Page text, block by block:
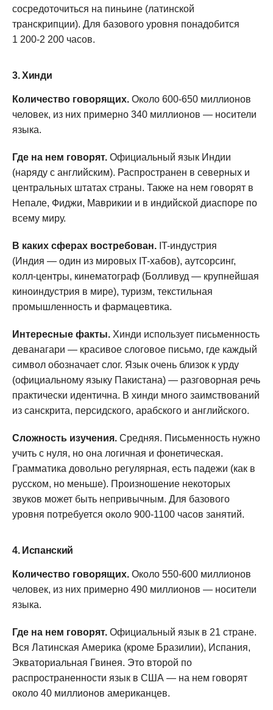
сосредоточиться на пиньине (латинской
транскрипции). Для базового уровня понадобится
1 200-2 200 часов.
3. Хинди
Количество говорящих. Около 600-650 миллионов
человек, из них примерно 340 миллионов — носители
языка.
Где на нем говорят. Официальный язык Индии
(наряду с английским). Распространен в северных и
центральных штатах страны. Также на нем говорят в
Непале, Фиджи, Маврикии и в индийской диаспоре по
всему миру.
В каких сферах востребован. IT-индустрия
(Индия — один из мировых IT-хабов), аутсорсинг,
колл-центры, кинематограф (Болливуд — крупнейшая
киноиндустрия в мире), туризм, текстильная
промышленность и фармацевтика.
Интересные факты. Хинди использует письменность
деванагари — красивое слоговое письмо, где каждый
символ обозначает слог. Язык очень близок к урду
(официальному языку Пакистана) — разговорная речь
практически идентична. В хинди много заимствований
из санскрита, персидского, арабского и английского.
Сложность изучения. Средняя. Письменность нужно
учить с нуля, но она логичная и фонетическая.
Грамматика довольно регулярная, есть падежи (как в
русском, но меньше). Произношение некоторых
звуков может быть непривычным. Для базового
уровня потребуется около 900-1100 часов занятий.
4. Испанский
Количество говорящих. Около 550-600 миллионов
человек, из них примерно 490 миллионов — носители
языка.
Где на нем говорят. Официальный язык в 21 стране.
Вся Латинская Америка (кроме Бразилии), Испания,
Экваториальная Гвинея. Это второй по
распространенности язык в США — на нем говорят
около 40 миллионов американцев.